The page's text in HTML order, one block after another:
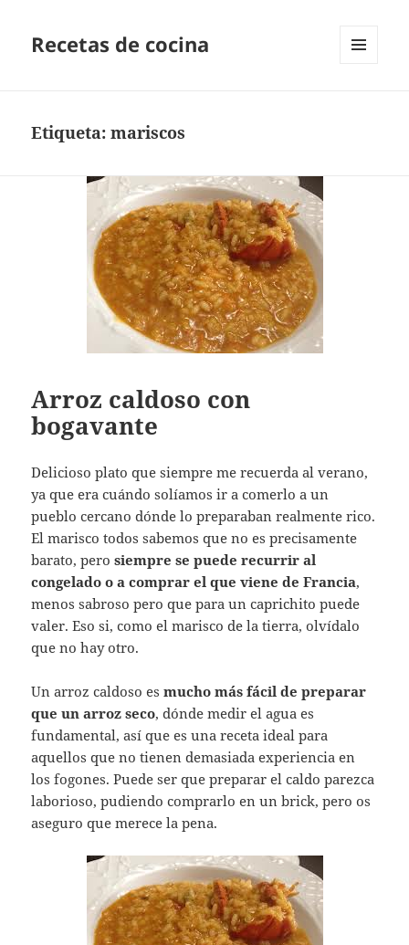
Recetas de cocina
Etiqueta:mariscos
Arroz caldoso con
bogavante
Delicioso plato que siempre me recuerda al verano,
ya que era cuándo solíamos ir a comerlo a un
pueblo cercano dónde lo preparaban realmente rico.
El marisco todos sabemos que no es precisamente
barato, perosiempre se puede recurrir al
congelado o a comprar el que viene de Francia,
menos sabroso pero que para un caprichito puede
valer. Eso si, como el marisco de la tierra, olvídalo
que no hay otro.
Un arroz caldoso esmucho más fácil de preparar
que un arroz seco, dónde medir el agua es
fundamental, así que es una receta ideal para
aquellos que no tienen demasiada experiencia en
los fogones. Puede ser que preparar el caldo parezca
laborioso, pudiendo comprarlo en un brick, pero os
aseguro que merece la pena.